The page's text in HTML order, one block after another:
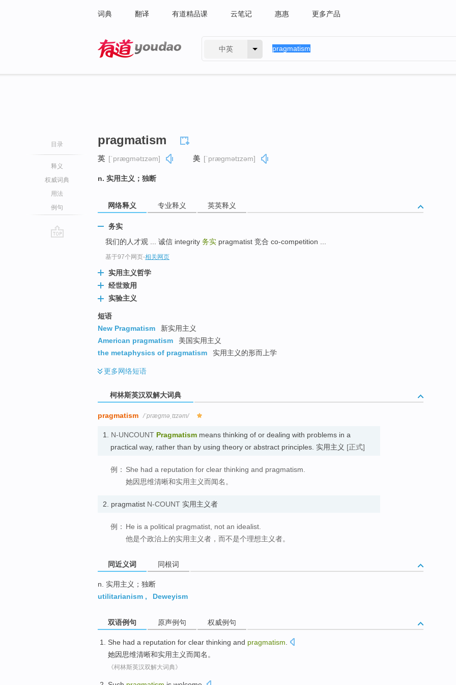
词典 翻译 有道精品课 云笔记 惠惠 更多产品
中英
目录
释义
权威词典
用法
例句
pragmatism
英 [ˈpræɡmətɪzəm] 美 [ˈpræɡmətɪzəm]
n. 实用主义；独断
网络释义 专业释义 英英释义
务实
我们的人才观 ... 诚信 integrity 务实 pragmatist 竞合 co-competition ...
基于97个网页-相关网页
实用主义哲学
经世致用
实验主义
短语
New Pragmatism
新实用主义
American pragmatism
美国实用主义
the metaphysics of pragmatism
实用主义的形而上学
更多网络短语
柯林斯英汉双解大词典
pragmatism /ˈpræɡməˌtɪzəm/
1. N-UNCOUNT Pragmatism means thinking of or dealing with problems in a
practical way, rather than by using theory or abstract principles. 实用主义 [正式]
例： She had a reputation for clear thinking and pragmatism.
她因思维清晰和实用主义而闻名。
2. pragmatist N-COUNT 实用主义者
例： He is a political pragmatist, not an idealist.
他是个政治上的实用主义者，而不是个理想主义者。
同近义词 同根词
n. 实用主义；独断
utilitarianism , Deweyism
双语例句 原声例句 权威例句
She had a reputation for clear thinking and pragmatism
她因思维清晰和实用主义而闻名 。
《柯林斯英汉双解大词典》